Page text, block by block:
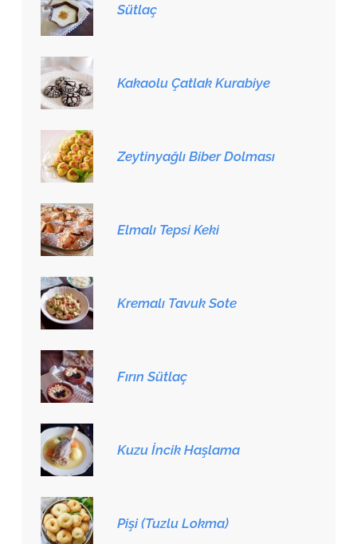
Sütlaç
Kakaolu Çatlak Kurabiye
Zeytinyağlı Biber Dolması
Elmalı Tepsi Keki
Kremalı Tavuk Sote
Fırın Sütlaç
Kuzu İncik Haşlama
Pişi (Tuzlu Lokma)